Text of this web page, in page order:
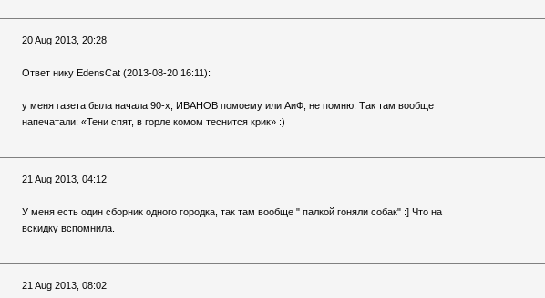
20 Aug 2013, 20:28
Ответ нику EdensCat (2013-08-20 16:11):
у меня газета была начала 90-x, ИВАНОВ помоему или АиФ, не помню. Так там вообще
напечатали: «Тени спят, в горле комом теснится крик» :)
21 Aug 2013, 04:12
У меня есть один сборник одного городка, так там вообще " палкой гоняли собак" :] Что на
вскидку вспомнила.
21 Aug 2013, 08:02